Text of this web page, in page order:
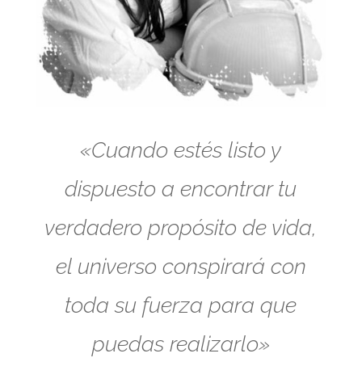
«Cuando estés listo y
dispuesto a encontrar tu
verdadero propósito de vida,
el universo conspirará con
toda su fuerza para que
puedas realizarlo»